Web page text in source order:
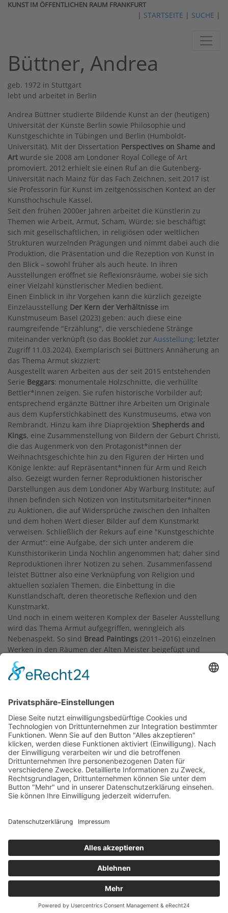
KUNST IM ÖFFENTLICHEN RAUM FRANKFURT
| STARTSEITE | SUCHE |
Büttner, Andrea
geb. 1972 in Stuttgart
lebt und arbeitet in Berlin
Andrea Büttner studierte Bildende Kunst an der (heutigen)
Universität der Künste Berlin sowie Philosophie und
Kunstgeschichte in Tübingen und Berlin (Humboldt-
Universität). Mit der Dissertation Perspectives on Shame and
Art wurde sie 2008 am Londoner Royal College of Art
promoviert. 2012 erhielt sie einen Ruf an die Gutenberg-
Universität nach Mainz für das Fach Zeichnen, seit 2017 ist
sie Professorin für Kunst im zeitgenössischen Kontext an der
Kunsthochschule Kassel.
Seit den frühen 2000er Jahren arbeitet die Künstlerin zu
Themen wie Arbeit, Armut, Scham, Würde; sie beschäftigt
sich mit gesellschaftlichen, in religiösen oder weltlichen
Strukturen wurzelnden Prägungen und nimmt dabei auch die
Produktion, die Präsentation und die Rezeption von Kunst in
den Blick – sowohl früher als auch heute. In ihren
Ausstellungen eröffnet sie Reflexionsräume, wobei sie sich
einer Vielzahl künstlerischer Medien bedient.
Einen Einblick in ihr Vorgehen kann die kürzlich gezeigte
Einzelausstellung Der Kern der Verhältnisse im
Kunstmuseum Basel (2023) geben: auch diese eine
raumgreifende "Erzählung", die verschiedene Stränge
miteinander verknüpft (so das Booklet zur Ausstellung; letzter
Zugriff 11.03.2024). Exemplarisch sei Büttners Annäherung an
das Thema Armut skizziert:
Ausgestellt waren Arbeiten aus der seit 2015 entstehenden
Serie Beggars: monumentale Holzschnitte, die verhüllte
Bettler*innen zeigen. Sie rufen historische Vorbilder auf;
entsprechend ergänzte Büttner ihre Arbeiten um Originale
aus dem Kupferstichkabinett des Kunstmuseums, etwa von
Rembrandt. Hinzu kam ihre Diaprojektion Shepherds and
Kings, eine Zusammenstellung von Bildern der Geburt Christi,
die das Augenmerk von den Protagonist*innen der
Weihnachtsgeschichte hin zu den Figuren der Hirten und
Könige lenkte: auf Repräsentant*innen für Arm und Reich
also. Gezeigt wurden ferner Reproduktionen historischer
Darstellungen aus dem Londoner Aby Warburg Institute; auf
ihnen befinden sich Notizen von Institutsmitarbeiter*innen
zu Auktionen, die auf Widersprüche zwischen den Inhalten
und dem hohen Wert dieser Bilder auf dem Kunstmarkt
verweisen. Schließlich der Rekurs auf eine "Kunstgeschichte
der Armut": eine Aufgabe, der sich unter anderem die
Kunsthistorikerin Linda Nochlin angenommen hat; daher sind
Reproduktionen ihrer Notizen zu sehen. Zusammenfassend
leistet Büttner also eine Verknüpfung von Religion und
aktuellen sozialen Themen, die Einbettung in die
Kunstlandschaft, deren theoretische Reflexion und den
Kunstmarkt.
Und noch in einem weiteren Komplex der Baseler Ausstellung
wird das Thema Armut aufgegriffen, wenngleich als
Nebenaspekt. So sind Bread Paintings (2011–2016) einzelnen
Werken in den Räumen der Alten Meister beigefügt und
isolieren hier das Motiv Brot aus der jeweiligen Szenerie – sei
es Brot als Teil der dargestellten Erzählung, als Symbol für
den Ritus der Eucharistie, als Almosen für Bedürftige oder als
wiederum auf die Arbeitsweise der Künstlerin, die stets das
Potential im Einfachen sieht und dieses ins Licht rückt. Hier
macht Büttner auf den Gegenstand Brot aufmerksam: auf das
Grundnahrungsmittel, früher wie heute und überall –
gleichzeitig allerdings hat bei uns in den letzten Jahren ein
Kult um sich gegriffen, der Brot zu einem Objekt von Luxus
und Reflexion gemacht hat.
Armut, Scham und das Leben in religiösen Gemeinschaften
sind Themen, die auch in die in Frankfurt befindliche Arbeit
für den öffentlichen Raum eingegangen sind:Turmzimmer
Text: Christine Taxer, 2023
Website Andrea Büttner
Ausstellung AB Kunstmuseum Basel